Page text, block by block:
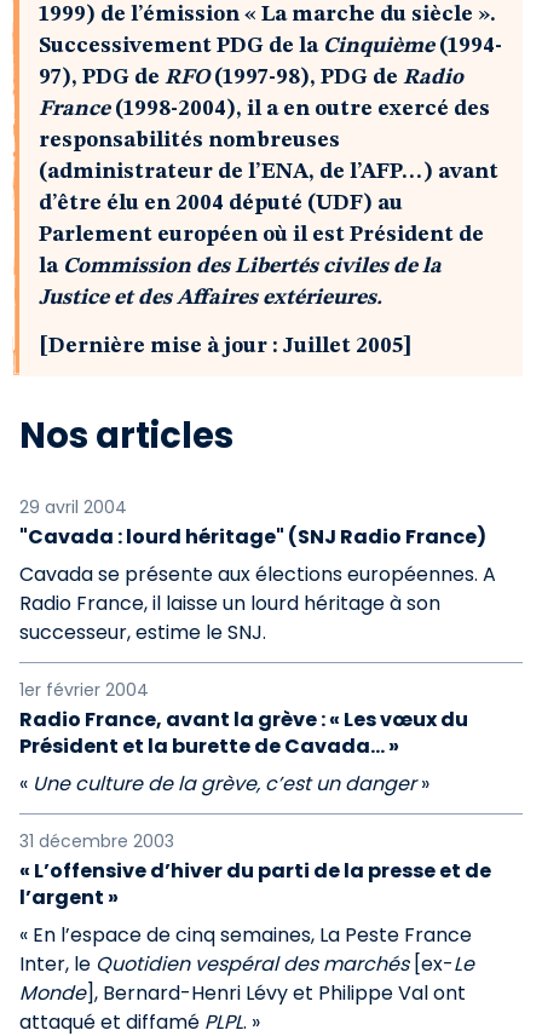
1999) de l’émission « La marche du siècle ».
Successivement PDG de la Cinquième(1994-
97), PDG de RFO(1997-98), PDG de Radio
France(1998-2004), il a en outre exercé des
responsabilités nombreuses
(administrateur de l’ENA, de l’AFP…) avant
d’être élu en 2004 député (UDF) au
Parlement européen où il est Président de
la Commission des Libertés civiles de la
Justice et des Affaires extérieures.
[Dernière mise à jour : Juillet 2005]
Nos articles
29 avril 2004
"Cavada : lourd héritage" (SNJ Radio France)
Cavada se présente aux élections européennes. A
Radio France, il laisse un lourd héritage à son
successeur, estime le SNJ.
1er février 2004
Radio France, avant la grève : « Les vœux du
Président et la burette de Cavada... »
« Une culture de la grève, c’est un danger»
31 décembre 2003
« L’offensive d’hiver du parti de la presse et de
l’argent »
« En l’espace de cinq semaines, La Peste France
Inter, le Quotidien vespéral des marchés [ex-Le
Monde], Bernard-Henri Lévy et Philippe Val ont
attaqué et diffamé PLPL. »